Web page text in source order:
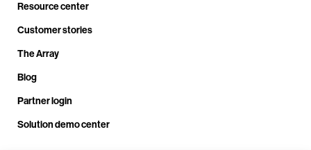
Resource center
Customer stories
The Array
Blog
Partner login
Solution demo center